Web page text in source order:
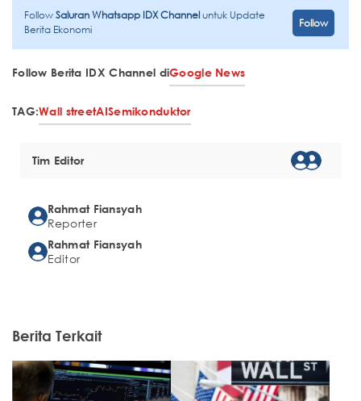
FollowSaluran Whatsapp IDX Channeluntuk Update
Berita Ekonomi
Follow
Follow Berita IDX Channel diGoogle News
TAG:Wall streetAISemikonduktor
Tim Editor
Rahmat Fiansyah
Reporter
Rahmat Fiansyah
Editor
Berita Terkait